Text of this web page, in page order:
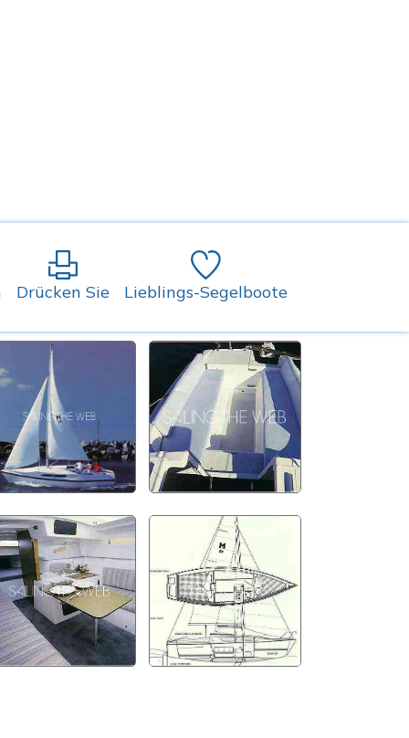
Drücken Sie Lieblings-Segelboote